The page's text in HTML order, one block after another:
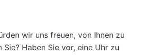
wir uns freuen, von Ihnen zu
Sie? Haben Sie vor, eine Uhr zu